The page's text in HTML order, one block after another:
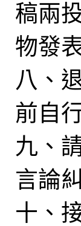
稿兩
物發
八、
前自
九、
言論
十、